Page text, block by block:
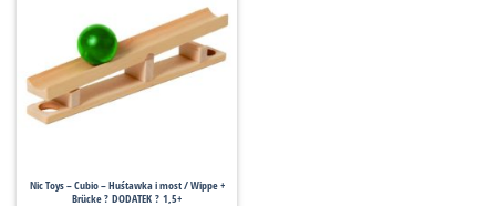
Nic Toys – Cubio – Huśtawka i most / Wippe +
Brücke ? DODATEK ? 1,5+